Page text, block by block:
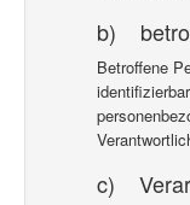
b)
Betroffene
c)